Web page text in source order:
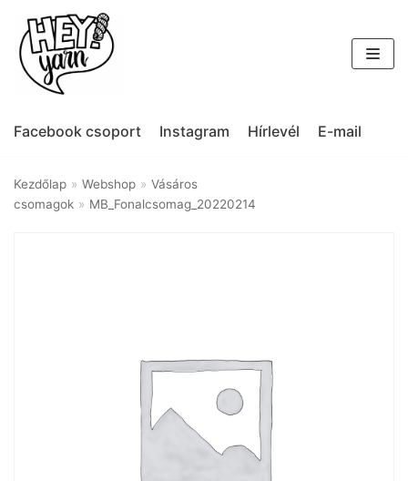
Skip
to
content
Facebook csoport Instagram Hírlevél E-mail
Kezdőlap » Webshop » Vásáros
csomagok » MB_Fonalcsomag_20220214